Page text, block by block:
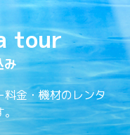
tour
み
料金・機材のレンタ